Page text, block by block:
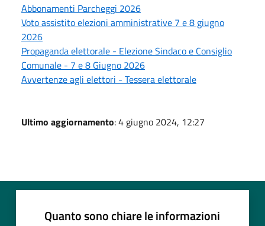
Abbonamenti Parcheggi 2026
Voto assistito elezioni amministrative 7 e 8 giugno
2026
Propaganda elettorale - Elezione Sindaco e Consiglio
Comunale - 7 e 8 Giugno 2026
Avvertenze agli elettori - Tessera elettorale
Ultimo aggiornamento: 4 giugno 2024, 12:27
Quanto sono chiare le informazioni